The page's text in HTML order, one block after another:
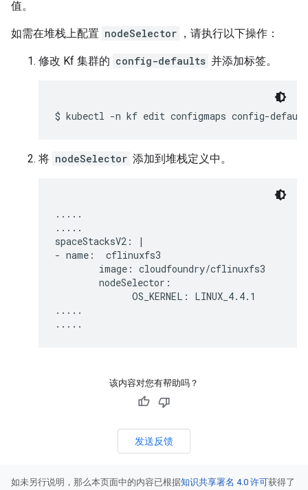
值。
如需在堆栈上配置 nodeSelector ，请执行以下操作：
修改 Kf 集群的 config-defaults 并添加标签。
将 nodeSelector 添加到堆栈定义中。
.....
.....
spaceStacksV2: |
- name:  cflinuxfs3
        image: cloudfoundry/cflinuxfs3
        nodeSelector:
              OS_KERNEL: LINUX_4.4.1
.....
该内容对您有帮助吗？
发送反馈
如未另行说明，那么本页面中的内容已根据知识共享署名 4.0 许可获得了